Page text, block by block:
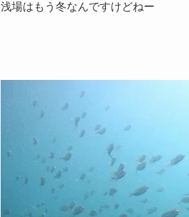
浅場はもう冬なんですけどねー